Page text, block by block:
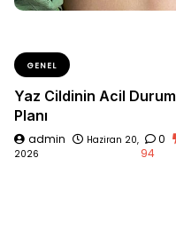
GENEL
Yaz Cildinin Acil Durum
Planı
admin
Haziran 20,
2026
0
94